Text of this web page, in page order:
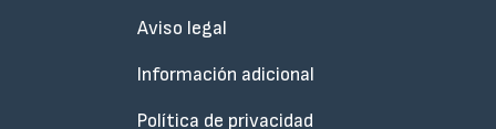
Subfooter
Aviso legal
Información adicional
Política de privacidad